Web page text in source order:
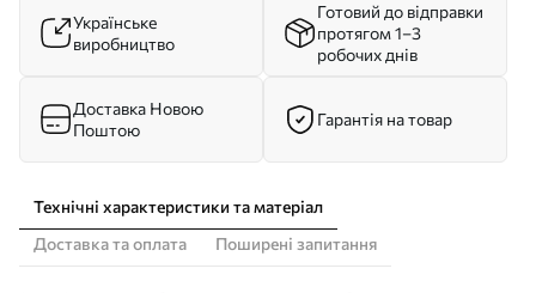
Українське
виробництво
Готовий до відправки
протягом 1–3
робочих днів
Доставка Новою
Поштою
Гарантія на товар
Технічні характеристики та матеріал
Доставка та оплата
Поширені запитання